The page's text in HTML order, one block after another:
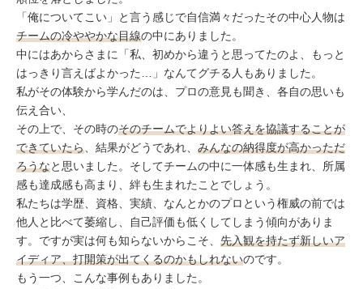
「俺についてこい」と言う感じで自信満々だったその中心人物は
チームの冷ややかな目線の中にありました。
中にはあからさまに「私、初めから違うと思ってたのよ、もっと
はっきり言えばよかった…」なんてグチる人もありました。
私がその体験から学んだのは、プロの意見も聞き、各自の思いも
伝え合い、
その上で、その時のそのチームでよりよい答えを協議することが
できていたら 、結果がどうであれ、 みんなの納得度が高かっただ
ろうなと思いました。そしてチームの中に一体感も生まれ、所属
感も達成感も高まり、絆も生まれたことでしょう。
私たちは学歴、資格、実績、なんとかのプロという権威の前では
他人と比べて萎縮し、自己評価も低くしてしまう傾向がありま
す。ですが実は何も知らないからこそ、 先入観を持たず新しいア
イディア、打開策が出てくるのかもしれないのです。
もう一つ、こんな事例もありました。